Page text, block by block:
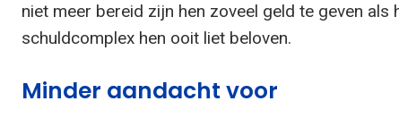
niet meer bereid zijn hen zoveel geld te geven als
schuldcomplex hen ooit liet beloven.
Minder aandacht voor